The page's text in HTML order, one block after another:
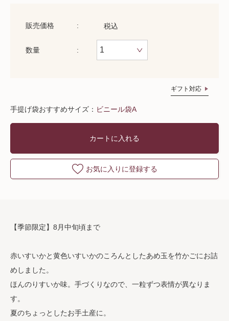
販売価格 税込
数量
ギフト対応
手提げ袋おすすめサイズ： ビニール袋A
カートに入れる
お気に入りに登録する
【季節限定】8月中旬頃まで
赤いすいかと黄色いすいかのころんとしたあめ玉を竹かごにお詰
めしました。
ほんのりすいか味。手づくりなので、一粒ずつ表情が異なりま
す。
夏のちょっとしたお手土産に。